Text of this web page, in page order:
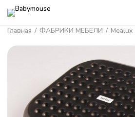
Главная / ФАБРИКИ МЕБЕЛИ / Mealux